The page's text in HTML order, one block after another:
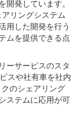
開発しています。
リングシステム
用した開発を行う
ムを提供できる点
ーサービスのスタ
スや社有車を社内
のシェアリング
ステムに応用が可